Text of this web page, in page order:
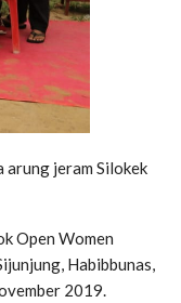
arung jeram Silokek
Open Women
Habibbunas,
2019.